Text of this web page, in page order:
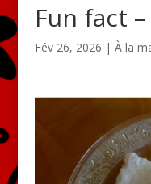
Fun fact
Fév 26, 2026 | À la